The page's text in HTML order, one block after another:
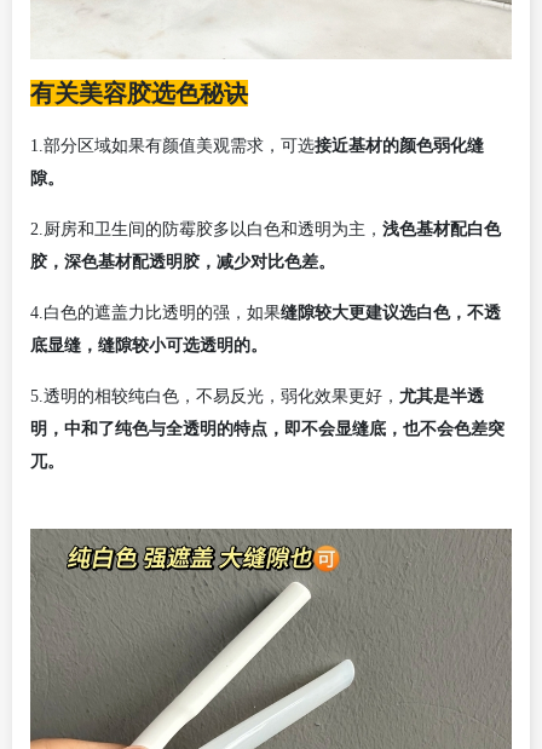
有关美容胶选色秘诀
1.部分区域如果有颜值美观需求， 可选接近基材的颜色弱化缝
隙。
2.厨房和卫生间的防霉胶多以白色和透明为主， 浅色基材配白色
胶，深色基材配透明胶，减少对比色差。
4.白色的遮盖力比透明的强，如果缝隙较大更建议选白色，不透
底显缝，缝隙较小可选透明的。
5.透明的相较纯白色，不易反光，弱化效果更好， 尤其是半透
明，中和了纯色与全透明的特点，即不会显缝底，也不会色差突
兀。